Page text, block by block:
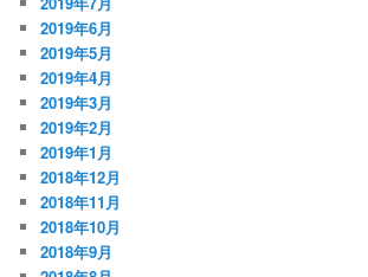
2019年6月
2019年5月
2019年4月
2019年3月
2019年2月
2019年1月
2018年12月
2018年11月
2018年10月
2018年9月